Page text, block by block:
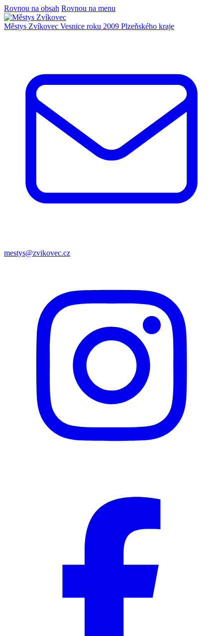
Rovnou na obsah Rovnou na menu
Městys Zvíkovec Vesnice roku 2009 Plzeňského kraje
mestys@zvikovec.cz